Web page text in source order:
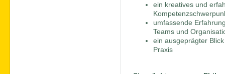
ein kreatives und
umfassende
Teams und
ein ausgeprägter
Praxis